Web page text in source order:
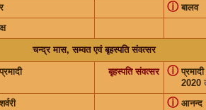
बालव
ⓘ
चन्द्र मास, सम्वत एवं बृहस्पति संवत्सर
बृहस्पति संवत्सर
2020
ⓘ
आनन्द
ⓘ